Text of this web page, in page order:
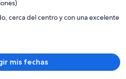
$532
cerca del centro y con una excelente
mis fechas